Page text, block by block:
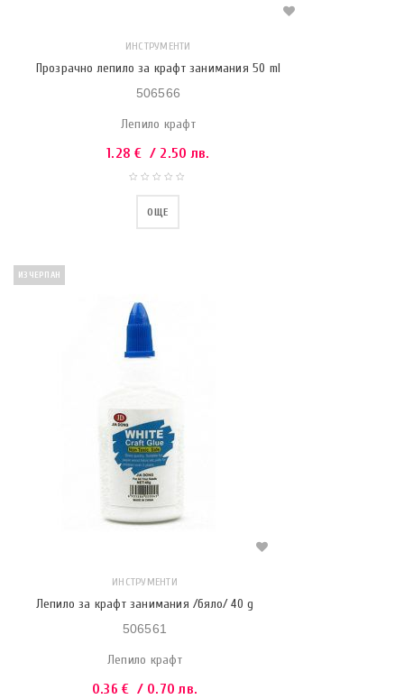
ИНСТРУМЕНТИ
Прозрачно лепило за крафт занимания 50 ml
506566
Лепило крафт
1.28€ / 2.50 лв.
ОЩЕ
ИЗЧЕРПАН
ИНСТРУМЕНТИ
Лепило за крафт занимания /бяло/ 40 g
506561
Лепило крафт
0.36€ / 0.70 лв.